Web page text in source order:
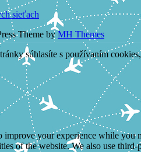
sieťach
Theme byMH Themes
súhlasíte s používaním
improve your experience while you
of the website. We also use